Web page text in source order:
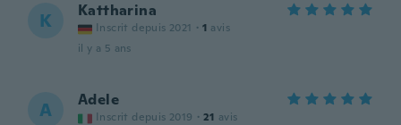
K Kattharina
Inscrit depuis 2021 · 1 avis
il y a 5 ans
A Adele
Inscrit depuis 2019 · 21 avis